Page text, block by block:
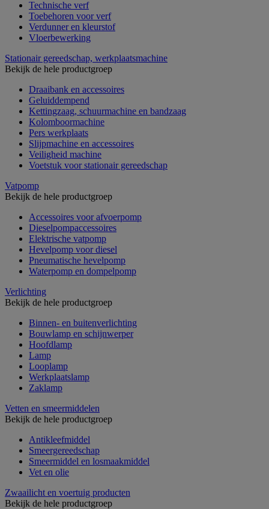
Technische verf
Toebehoren voor verf
Verdunner en kleurstof
Vloerbewerking
Stationair gereedschap, werkplaatsmachine
Bekijk de hele productgroep
Draaibank en accessoires
Geluiddempend
Kettingzaag, schuurmachine en bandzaag
Kolomboormachine
Pers werkplaats
Slijpmachine en accessoires
Veiligheid machine
Voetstuk voor stationair gereedschap
Vatpomp
Bekijk de hele productgroep
Accessoires voor afvoerpomp
Dieselpompaccessoires
Elektrische vatpomp
Hevelpomp voor diesel
Pneumatische hevelpomp
Waterpomp en dompelpomp
Verlichting
Bekijk de hele productgroep
Binnen- en buitenverlichting
Bouwlamp en schijnwerper
Hoofdlamp
Lamp
Looplamp
Werkplaatslamp
Zaklamp
Vetten en smeermiddelen
Bekijk de hele productgroep
Antikleefmiddel
Smeergereedschap
Smeermiddel en losmaakmiddel
Vet en olie
Zwaailicht en voertuig producten
Bekijk de hele productgroep